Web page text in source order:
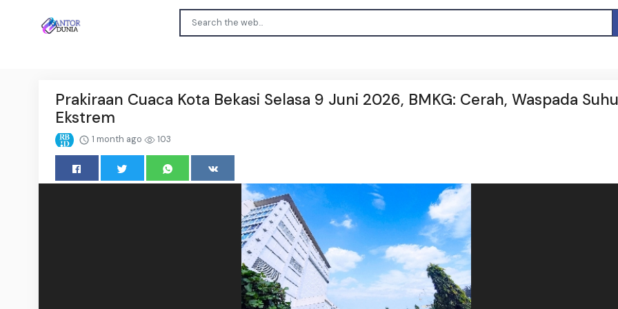
Prakiraan Cuaca Kota Bekasi Selasa 9 Juni 2026, BMKG: Cerah, Waspada Suhu
Ekstrem
1 month ago 103